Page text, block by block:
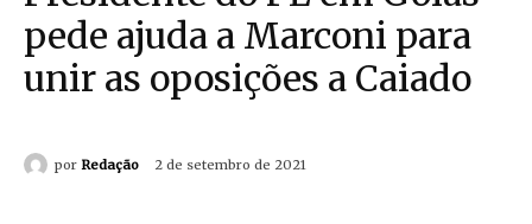
pede ajuda a Marconi para
unir as oposições a Caiado
por Redação 2 de setembro de 2021